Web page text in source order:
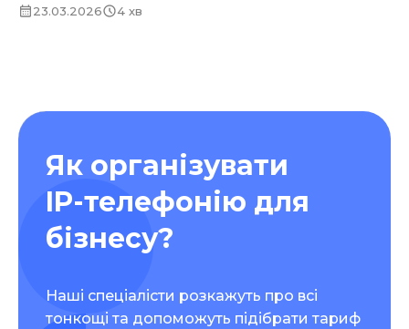
23.03.2026 4 хв
Як організувати
IP-телефонію для
бізнесу?
Наші спеціалісти розкажуть про всі
тонкощі та допоможуть підібрати тариф